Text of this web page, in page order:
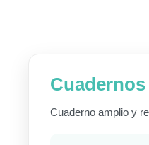
Cuaderno amplio y